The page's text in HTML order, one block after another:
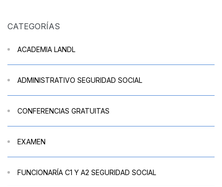
CATEGORÍAS
ACADEMIA LANDL
ADMINISTRATIVO SEGURIDAD SOCIAL
CONFERENCIAS GRATUITAS
EXAMEN
FUNCIONARÍA C1 Y A2 SEGURIDAD SOCIAL